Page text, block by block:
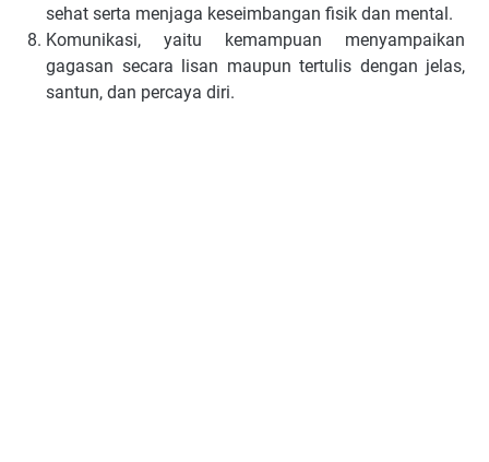
sehat serta menjaga keseimbangan fisik dan mental.
Komunikasi, yaitu kemampuan menyampaikan
gagasan secara lisan maupun tertulis dengan jelas,
santun, dan percaya diri.